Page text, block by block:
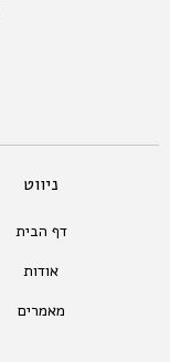
ניווט
דף הבית
אודות
מאמרים